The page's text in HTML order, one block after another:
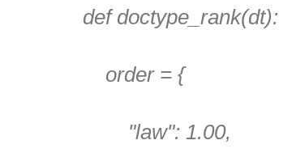
defdoctype_rank(dt):
order = {
"law": 1.00,